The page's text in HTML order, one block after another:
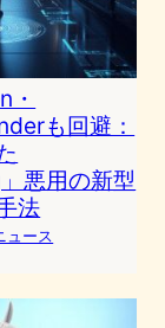
も回避：
悪用の新型
法
ュース